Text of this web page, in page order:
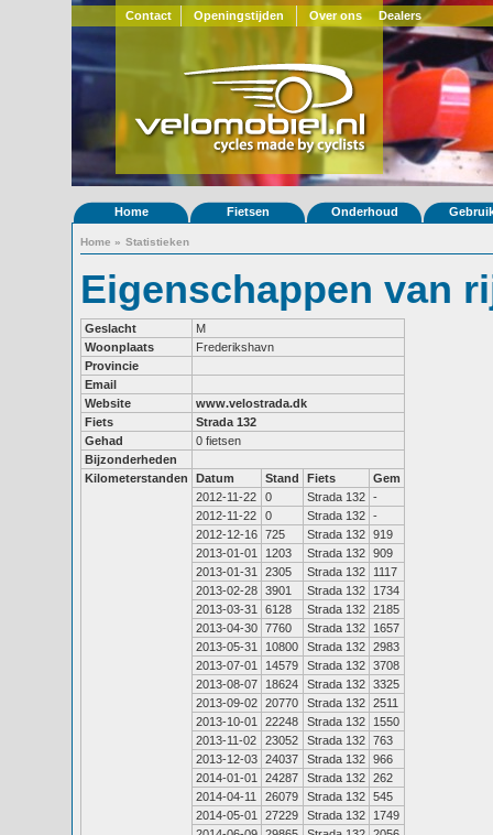
Contact Openingstijden Over ons Dealers
Home Fietsen Onderhoud
Home » Statistieken
Eigenschappen van
Geslacht
M
Woonplaats
Frederikshavn
Provincie
Email
Website
www.velostrada.dk
Fiets
Strada 132
Gehad
0 fietsen
Bijzonderheden
Kilometerstanden
Datum Stand Fiets
Gem
2012-11-22
0 Strada 132 -
2012-11-22
0 Strada 132 -
2012-12-16 725 Strada 132 919
2013-01-01
1203 Strada 132 909
2013-01-31
2305 Strada 132
1117
2013-02-28 3901 Strada 132
1734
2013-03-31
6128 Strada 132 2185
2013-04-30 7760 Strada 132
1657
2013-05-31
10800 Strada 132 2983
2013-07-01
14579 Strada 132 3708
2013-08-07
18624 Strada 132 3325
2013-09-02 20770 Strada 132 2511
2013-10-01
22248 Strada 132
1550
2013-11-02
23052 Strada 132 763
2013-12-03 24037 Strada 132 966
2014-01-01
24287 Strada 132 262
2014-04-11
26079 Strada 132 545
2014-05-01
27229 Strada 132
1749